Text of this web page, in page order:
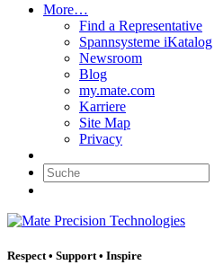
More…
Find a Representative
Spannsysteme iKatalog
Newsroom
Blog
my.mate.com
Karriere
Site Map
Privacy
Suche:
Respect • Support • Inspire